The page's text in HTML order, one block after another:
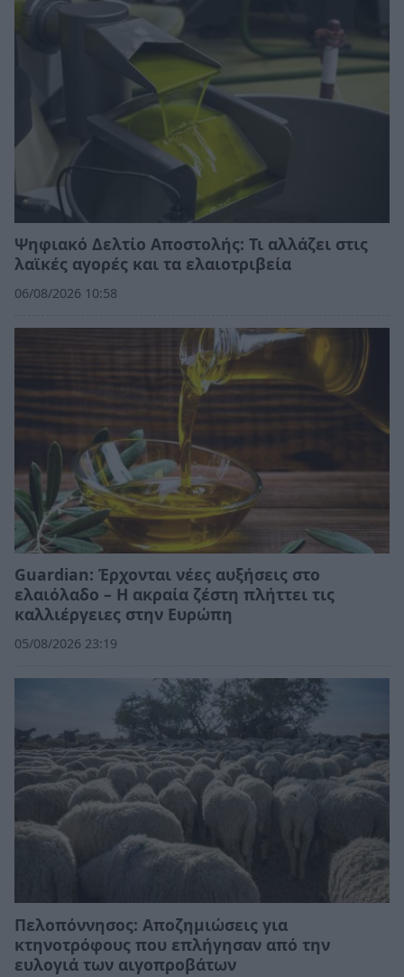
Ψηφιακό Δελτίο Αποστολής: Τι αλλάζει στις
λαϊκές αγορές και τα ελαιοτριβεία
06/08/2026 10:58
Guardian: Έρχονται νέες αυξήσεις στο
ελαιόλαδο – Η ακραία ζέστη πλήττει τις
καλλιέργειες στην Ευρώπη
05/08/2026 23:19
Πελοπόννησος: Αποζημιώσεις για
κτηνοτρόφους που επλήγησαν από την
ευλογιά των αιγοπροβάτων